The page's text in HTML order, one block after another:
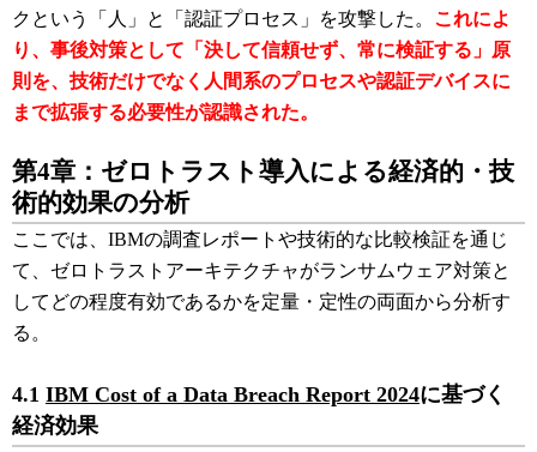
クという「人」と「認証プロセス」を攻撃した。 これによ
り、事後対策として「決して信頼せず、常に検証する」原
則を、技術だけでなく人間系のプロセスや認証デバイスに
まで拡張する必要性が認識された。
第4章：ゼロトラスト導入による経済的・技
術的効果の分析
ここでは、IBMの調査レポートや技術的な比較検証を通じ
て、ゼロトラストアーキテクチャがランサムウェア対策と
してどの程度有効であるかを定量・定性の両面から分析す
る。
4.1 IBM Cost of a Data Breach Report 2024に基づく
経済効果